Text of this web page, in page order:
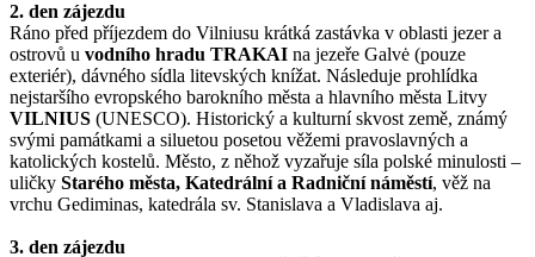
2. den zájezdu
Ráno před příjezdem do Vilniusu krátká zastávka v oblasti jezer a
ostrovů u vodního hradu TRAKAI na jezeře Galvė (pouze
exteriér), dávného sídla litevských knížat. Následuje prohlídka
nejstaršího evropského barokního města a hlavního města Litvy
VILNIUS (UNESCO). Historický a kulturní skvost země, známý
svými památkami a siluetou posetou věžemi pravoslavných a
katolických kostelů. Město, z něhož vyzařuje síla polské minulosti –
uličky Starého města, Katedrální a Radniční náměstí, věž na
vrchu Gediminas, katedrála sv. Stanislava a Vladislava aj.
3. den zájezdu